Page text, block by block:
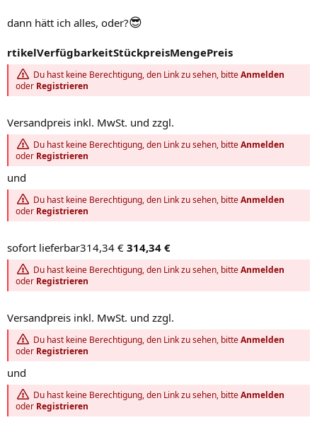
dann hätt ich alles, oder?😎
rtikelVerfügbarkeitStückpreisMengePreis
Du hast keine Berechtigung, den Link zu sehen, bitteAnmelden
oder Registrieren
Versandpreis inkl. MwSt. und zzgl.
Du hast keine Berechtigung, den Link zu sehen, bitteAnmelden
oder Registrieren
und
Du hast keine Berechtigung, den Link zu sehen, bitteAnmelden
oder Registrieren
sofort lieferbar314,34 € 314,34 €
Du hast keine Berechtigung, den Link zu sehen, bitteAnmelden
oder Registrieren
Versandpreis inkl. MwSt. und zzgl.
Du hast keine Berechtigung, den Link zu sehen, bitteAnmelden
oder Registrieren
und
Du hast keine Berechtigung, den Link zu sehen, bitteAnmelden
oder Registrieren